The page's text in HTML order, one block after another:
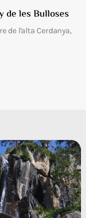
de les Bulloses
de l'alta Cerdanya,